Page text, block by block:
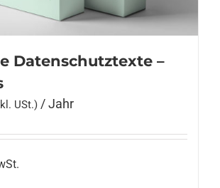
Datenschutztexte –
USt.) / Jahr